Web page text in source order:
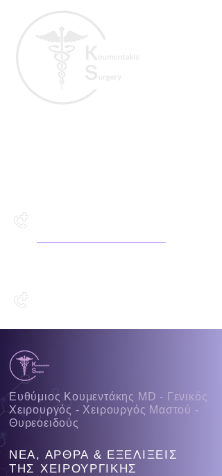
Ευθύμιος Κουμεντάκης MD - Γενικός
Χειρουργός - Χειρουργός Μαστού -
Θυρεοειδούς
ΝΕΑ, ΑΡΘΡΑ & ΕΞΕΛΙΞΕΙΣ
ΤΗΣ ΧΕΙΡΟΥΡΓΙΚΗΣ